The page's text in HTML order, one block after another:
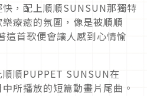
，配上順順SUNSUN那獨特
療癒的氛圍，像是被順順
這首歌便會讓人感到心情愉
順PUPPET SUNSUN在
所播放的短篇動畫片尾曲。